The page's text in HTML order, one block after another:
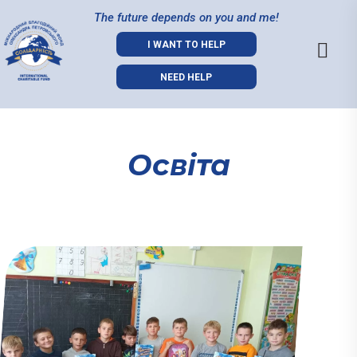
The future depends on you and me!
I WANT TO HELP
NEED HELP
Освіта